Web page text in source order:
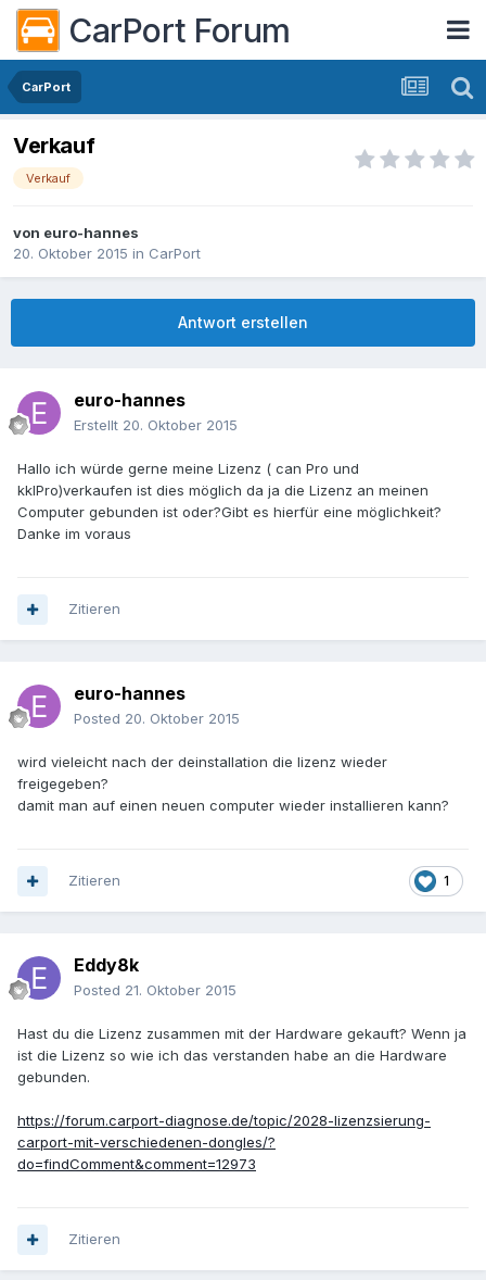
CarPort Forum
CarPort
Verkauf
Verkauf
von euro-hannes
20. Oktober 2015 in CarPort
Antwort erstellen
euro-hannes
Erstellt 20. Oktober 2015
Hallo ich würde gerne meine Lizenz ( can Pro und
kklPro)verkaufen ist dies möglich da ja die Lizenz an meinen
Computer gebunden ist oder?Gibt es hierfür eine möglichkeit?
Danke im voraus
Zitieren
euro-hannes
Posted 20. Oktober 2015
wird vieleicht nach der deinstallation die lizenz wieder
freigegeben?
damit man auf einen neuen computer wieder installieren kann?
1
Zitieren
Eddy8k
Posted 21. Oktober 2015
Hast du die Lizenz zusammen mit der Hardware gekauft? Wenn ja
ist die Lizenz so wie ich das verstanden habe an die Hardware
gebunden.
https://forum.carport-diagnose.de/topic/2028-lizenzsierung-
carport-mit-verschiedenen-dongles/?
do=findComment&comment=12973
Zitieren